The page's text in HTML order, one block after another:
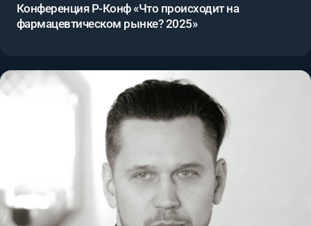
Конференция Р-Конф «Что происходит на
фармацевтическом рынке? 2025»